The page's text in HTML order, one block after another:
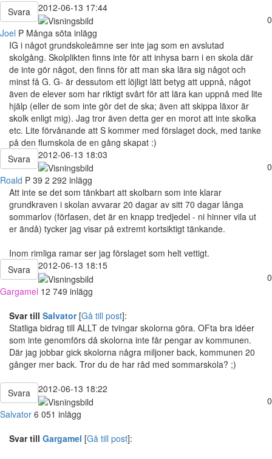
Svara
2012-06-13 17:44
0
Joel P Många söta inlägg
IG i något grundskoleämne ser inte jag som en avslutad
skolgång. Skolplikten finns inte för att inhysa barn i en skola där
de inte gör något, den finns för att man ska lära sig något och
minst få G. G- är dessutom ett löjligt lätt betyg att uppnå, något
även de elever som har riktigt svårt för att lära kan uppnå med lite
hjälp (eller de som inte gör det de ska; även att skippa läxor är
skolk enligt mig). Jag tror även detta ger en morot att inte skolka
etc. Lite förvånande att S kommer med förslaget dock, med tanke
på den flumskola de en gång skapat :)
Svara
2012-06-13 18:03
0
Roald P 39 2 292 inlägg
Att inte se det som tänkbart att skolbarn som inte klarar
grundkraven i skolan avvarar 20 dagar av sitt 70 dagar långa
sommarlov (förfasen, det är en knapp tredjedel - ni hinner vila ut
er ändå) tycker jag visar på extremt kortsiktigt tänkande.
Inom rimliga ramar ser jag förslaget som helt vettigt.
Svara
2012-06-13 18:15
0
Gargamel 12 749 inlägg
Svar till Salvator[Gå till post]:
Statliga bidrag till ALLT de tvingar skolorna göra. OFta bra idéer
som inte genomförs då skolorna inte får pengar av kommunen.
Där jag jobbar gick skolorna några miljoner back, kommunen 20
gånger mer back. Tror du de har råd med sommarskola? ;)
Svara
2012-06-13 18:22
0
Salvator 6 051 inlägg
Svar till Gargamel [Gå till post]: